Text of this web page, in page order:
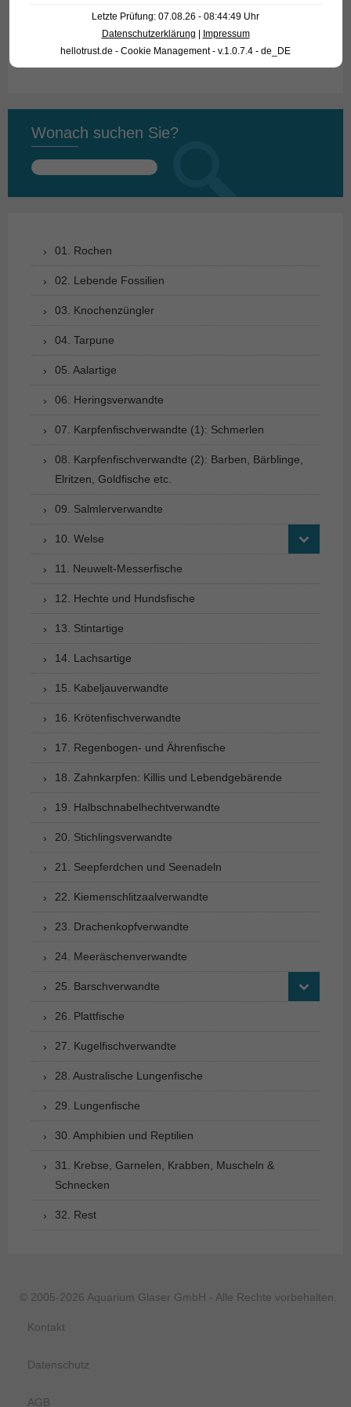
ausschließlich den Großhandel beliefern.
Text & Photos: Frank Schäfer
Wonach suchen Sie?
Suchen
01. Rochen
02. Lebende Fossilien
03. Knochenzüngler
04. Tarpune
05. Aalartige
06. Heringsverwandte
07. Karpfenfischverwandte (1): Schmerlen
08. Karpfenfischverwandte (2): Barben, Bärblinge,
Elritzen, Goldfische etc.
09. Salmlerverwandte
10. Welse
11. Neuwelt-Messerfische
12. Hechte und Hundsfische
13. Stintartige
14. Lachsartige
15. Kabeljauverwandte
16. Krötenfischverwandte
17. Regenbogen- und Ährenfische
18. Zahnkarpfen: Killis und Lebendgebärende
19. Halbschnabelhechtverwandte
20. Stichlingsverwandte
21. Seepferdchen und Seenadeln
22. Kiemenschlitzaalverwandte
23. Drachenkopfverwandte
24. Meeräschenverwandte
25. Barschverwandte
26. Plattfische
27. Kugelfischverwandte
28. Australische Lungenfische
29. Lungenfische
30. Amphibien und Reptilien
31. Krebse, Garnelen, Krabben, Muscheln &
Schnecken
32. Rest
© 2005-2026 Aquarium Glaser GmbH - Alle Rechte vorbehalten.
Kontakt
Datenschutz
AGB
Letzte Prüfung: 07.08.26 - 08:44:49 Uhr
Datenschutzerklärung
Impressum
hellotrust.de - Cookie Management - v.1.0.7.4 - de_DE